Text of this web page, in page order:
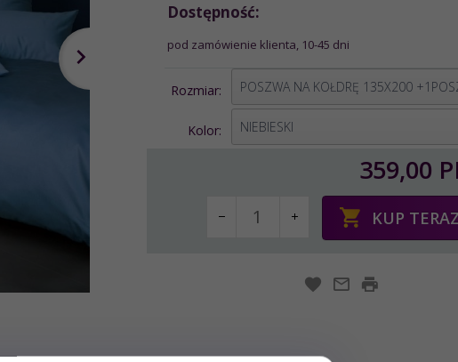
Dostępność:
pod zamówienie klienta, 10-45 dni
Rozmiar:
Kolor: NIEBIESKI
359,00
KUP